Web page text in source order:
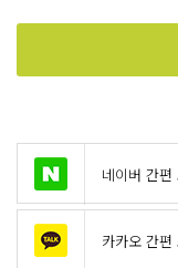
네이버 간편
카카오 간편